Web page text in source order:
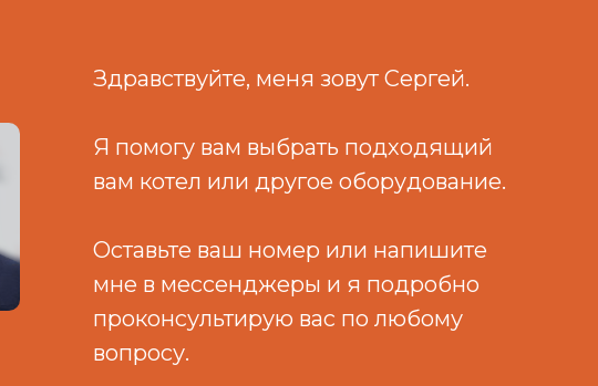
Здравствуйте, меня зовут Сергей.
Я помогу вам выбрать подходящий
вам котел или другое оборудование.
Оставьте ваш номер или напишите
мне в мессенджеры и я подробно
проконсультирую вас по любому
вопросу.